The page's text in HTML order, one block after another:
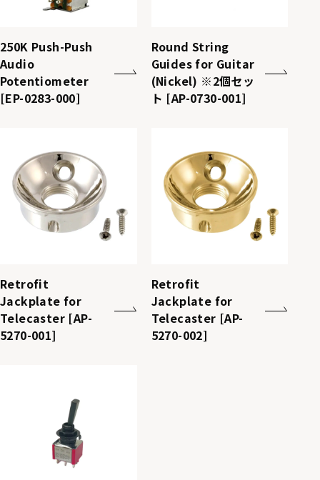
250K Push-Push
Audio
Potentiometer
[EP-0283-000]
Round String
Guides for Guitar
(Nickel) ※2個セッ
ト [AP-0730-001]
Retrofit
Jackplate for
Telecaster [AP-
5270-001]
Retrofit
Jackplate for
Telecaster [AP-
5270-002]